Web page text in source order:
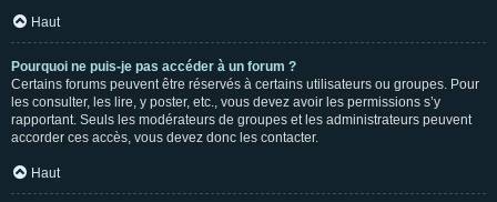
Haut
Pourquoi ne puis-je pas accéder à un forum ?
Certains forums peuvent être réservés à certains utilisateurs ou groupes. Pour
les consulter, les lire, y poster, etc., vous devez avoir les permissions s’y
rapportant. Seuls les modérateurs de groupes et les administrateurs peuvent
accorder ces accès, vous devez donc les contacter.
Haut